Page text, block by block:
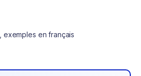
exemples en français